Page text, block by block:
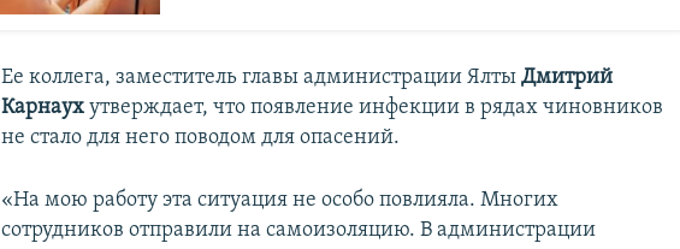
Ее коллега, заместитель главы администрации Ялты Дмитрий
Карнаух утверждает, что появление инфекции в рядах чиновников
не стало для него поводом для опасений.
«На мою работу эта ситуация не особо повлияла. Многих
сотрудников отправили на самоизоляцию. В администрации